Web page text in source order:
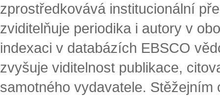
zprostředkovává institucionální
zviditelňuje periodika i autory v
indexaci v databázích EBSCO
zvyšuje viditelnost publikace,
samotného vydavatele.